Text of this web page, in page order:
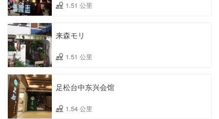
1.51 公里
来森モリ
1.51 公里
足松台中东兴会馆
1.54 公里